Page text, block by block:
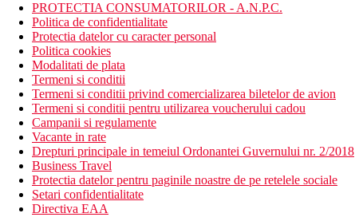
PROTECTIA CONSUMATORILOR - A.N.P.C.
Politica de confidentialitate
Protectia datelor cu caracter personal
Politica cookies
Modalitati de plata
Termeni si conditii
Termeni si conditii privind comercializarea biletelor de avion
Termeni si conditii pentru utilizarea voucherului cadou
Campanii si regulamente
Vacante in rate
Drepturi principale in temeiul Ordonantei Guvernului nr. 2/2018
Business Travel
Protectia datelor pentru paginile noastre de pe retelele sociale
Setari confidentialitate
Directiva EAA